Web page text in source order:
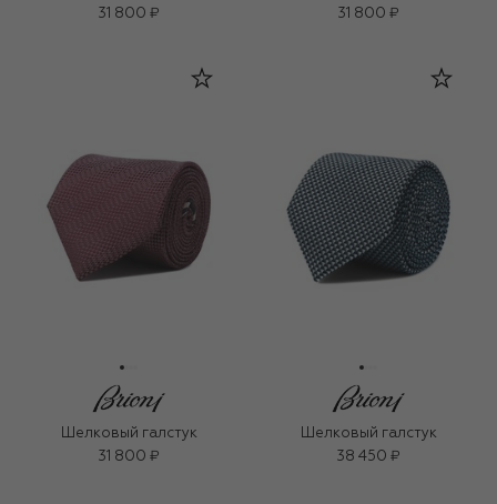
31 800 ₽
31 800 ₽
Шелковый галстук
31 800 ₽
Шелковый галстук
38 450 ₽